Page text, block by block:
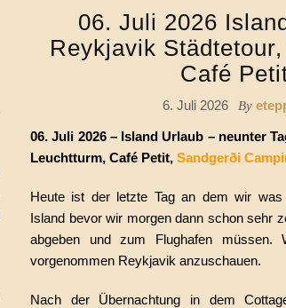
06. Juli 2026
Reykjavik
Café
6. Juli 2026 By
06. Juli 2026 – Island Urlaub – neunter
Leuchtturm, Café Petit, Sandgerði
Heute ist der letzte Tag an dem wir was
Island bevor wir morgen dann schon sehr
abgeben und zum Flughafen
vorgenommen Reykjavik anzuschauen.
Nach der Übernachtung in dem